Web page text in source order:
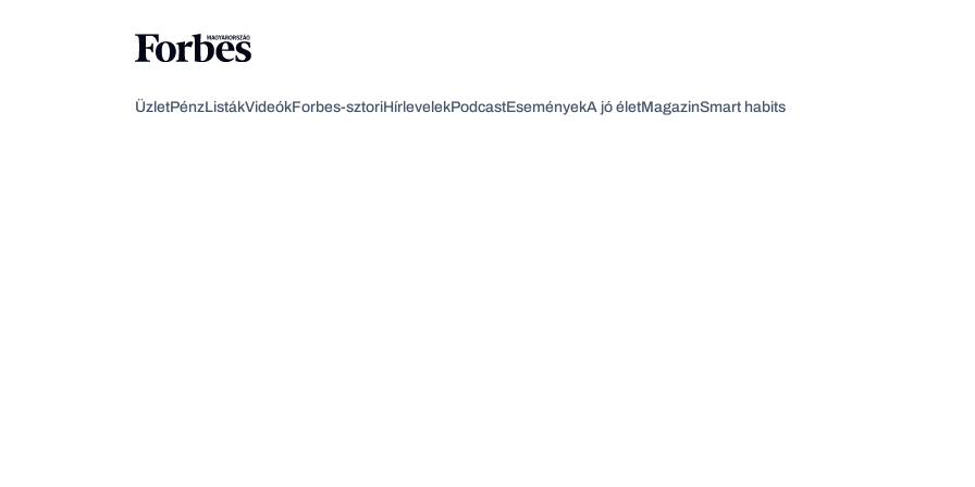
ÜzletPénzListákVideókForbes-sztoriHírlevelekPodcastEseményekA jó életMagazinSmart habits